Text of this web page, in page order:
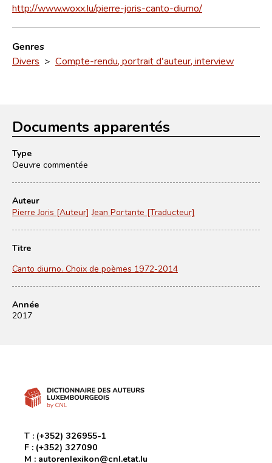
http://www.woxx.lu/pierre-joris-canto-diurno/
Genres
Divers > Compte-rendu, portrait d'auteur, interview
Documents apparentés
Type
Oeuvre commentée
Auteur
Pierre Joris [Auteur] Jean Portante [Traducteur]
Titre
Canto diurno. Choix de poèmes 1972-2014
Année
2017
T : (+352) 326955-1
F : (+352) 327090
M : autorenlexikon@cnl.etat.lu